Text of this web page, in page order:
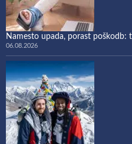
Namesto upada, porast poškodb:
06.08.2026